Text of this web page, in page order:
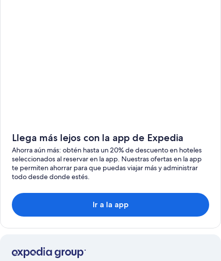
Llega más lejos con la app de Expedia
Ahorra aún más: obtén hasta un 20% de descuento en hoteles
seleccionados al reservar en la app. Nuestras ofertas en la app
te permiten ahorrar para que puedas viajar más y administrar
todo desde donde estés.
Ir a la app